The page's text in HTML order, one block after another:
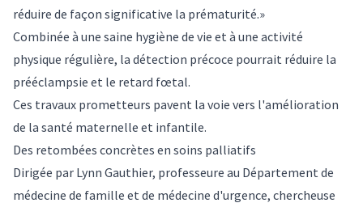
réduire de façon significative la prématurité.»
Combinée à une saine hygiène de vie et à une activité
physique régulière, la détection précoce pourrait réduire la
prééclampsie et le retard fœtal.
Ces travaux prometteurs pavent la voie vers l'amélioration
de la santé maternelle et infantile.
Des retombées concrètes en soins palliatifs
Dirigée par Lynn Gauthier, professeure au Département de
médecine de famille et de médecine d'urgence, chercheuse